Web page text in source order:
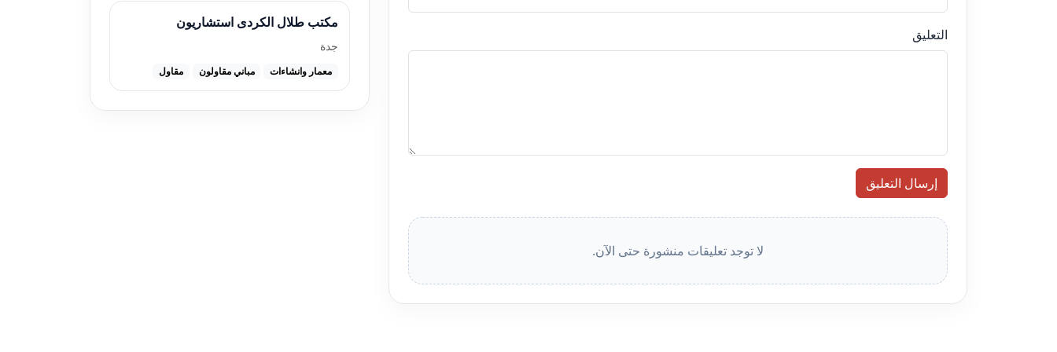
التعليق
إرسال التعليق
لا توجد تعليقات منشورة حتى الآن.
مكتب طلال الكردى استشاريون
جدة
معمار وانشاءات مباني مقاولون مقاول